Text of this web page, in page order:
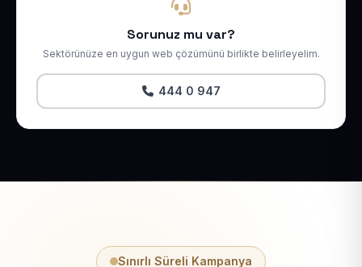
Sorunuz mu var?
Sektörünüze en uygun web çözümünü birlikte belirleyelim.
444 0 947
Sınırlı Süreli Kampanya